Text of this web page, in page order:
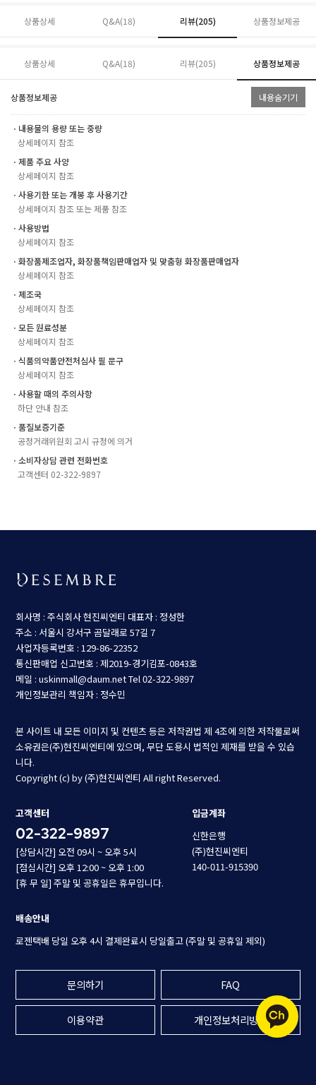
상품상세 Q&A(18) 리뷰(205) 상품정보제공
상품상세 Q&A(18) 리뷰(205) 상품정보제공
상품정보제공 내용숨기기
ㆍ내용물의 용량 또는 중량
상세페이지 참조
ㆍ제품 주요 사양
상세페이지 참조
ㆍ사용기한 또는 개봉 후 사용기간
상세페이지 참조 또는 제품 참조
ㆍ사용방법
상세페이지 참조
ㆍ화장품제조업자, 화장품책임판매업자 및 맞춤형 화장품판매업자
상세페이지 참조
ㆍ제조국
상세페이지 참조
ㆍ모든 원료성분
상세페이지 참조
ㆍ식품의약품안전처심사 필 문구
상세페이지 참조
ㆍ사용할 때의 주의사항
하단 안내 참조
ㆍ품질보증기준
공정거래위원회 고시 규정에 의거
ㆍ소비자상담 관련 전화번호
고객센터 02-322-9897
회사명 : 주식회사 현진씨엔티 대표자 : 정성한
주소 : 서울시 강서구 곰달래로 57길 7
사업자등록번호 : 129-86-22352
통신판매업 신고번호 : 제2019-경기김포-0843호
메일 : uskinmall@daum.netTel 02-322-9897
개인정보관리 책임자 : 정수민
본 사이트 내 모든 이미지 및 컨텐츠 등은 저작권법 제 4조에 의한 저작물로써
소유권은(주)현진씨엔티에 있으며, 무단 도용시 법적인 제재를 받을 수 있습
니다.
Copyright (c) by (주)현진씨엔티 All right Reserved.
고객센터
02-322-9897
[상담시간] 오전 09시 ~ 오후 5시
[점심시간] 오후 12:00 ~ 오후 1:00
[휴 무 일] 주말 및 공휴일은 휴무입니다.
입금계좌
신한은행
(주)현진씨엔티
140-011-915390
배송안내
로젠택배 당일 오후 4시 결제완료시 당일출고 (주말 및 공휴일 제외)
문의하기 FAQ
이용약관 개인정보처리방침